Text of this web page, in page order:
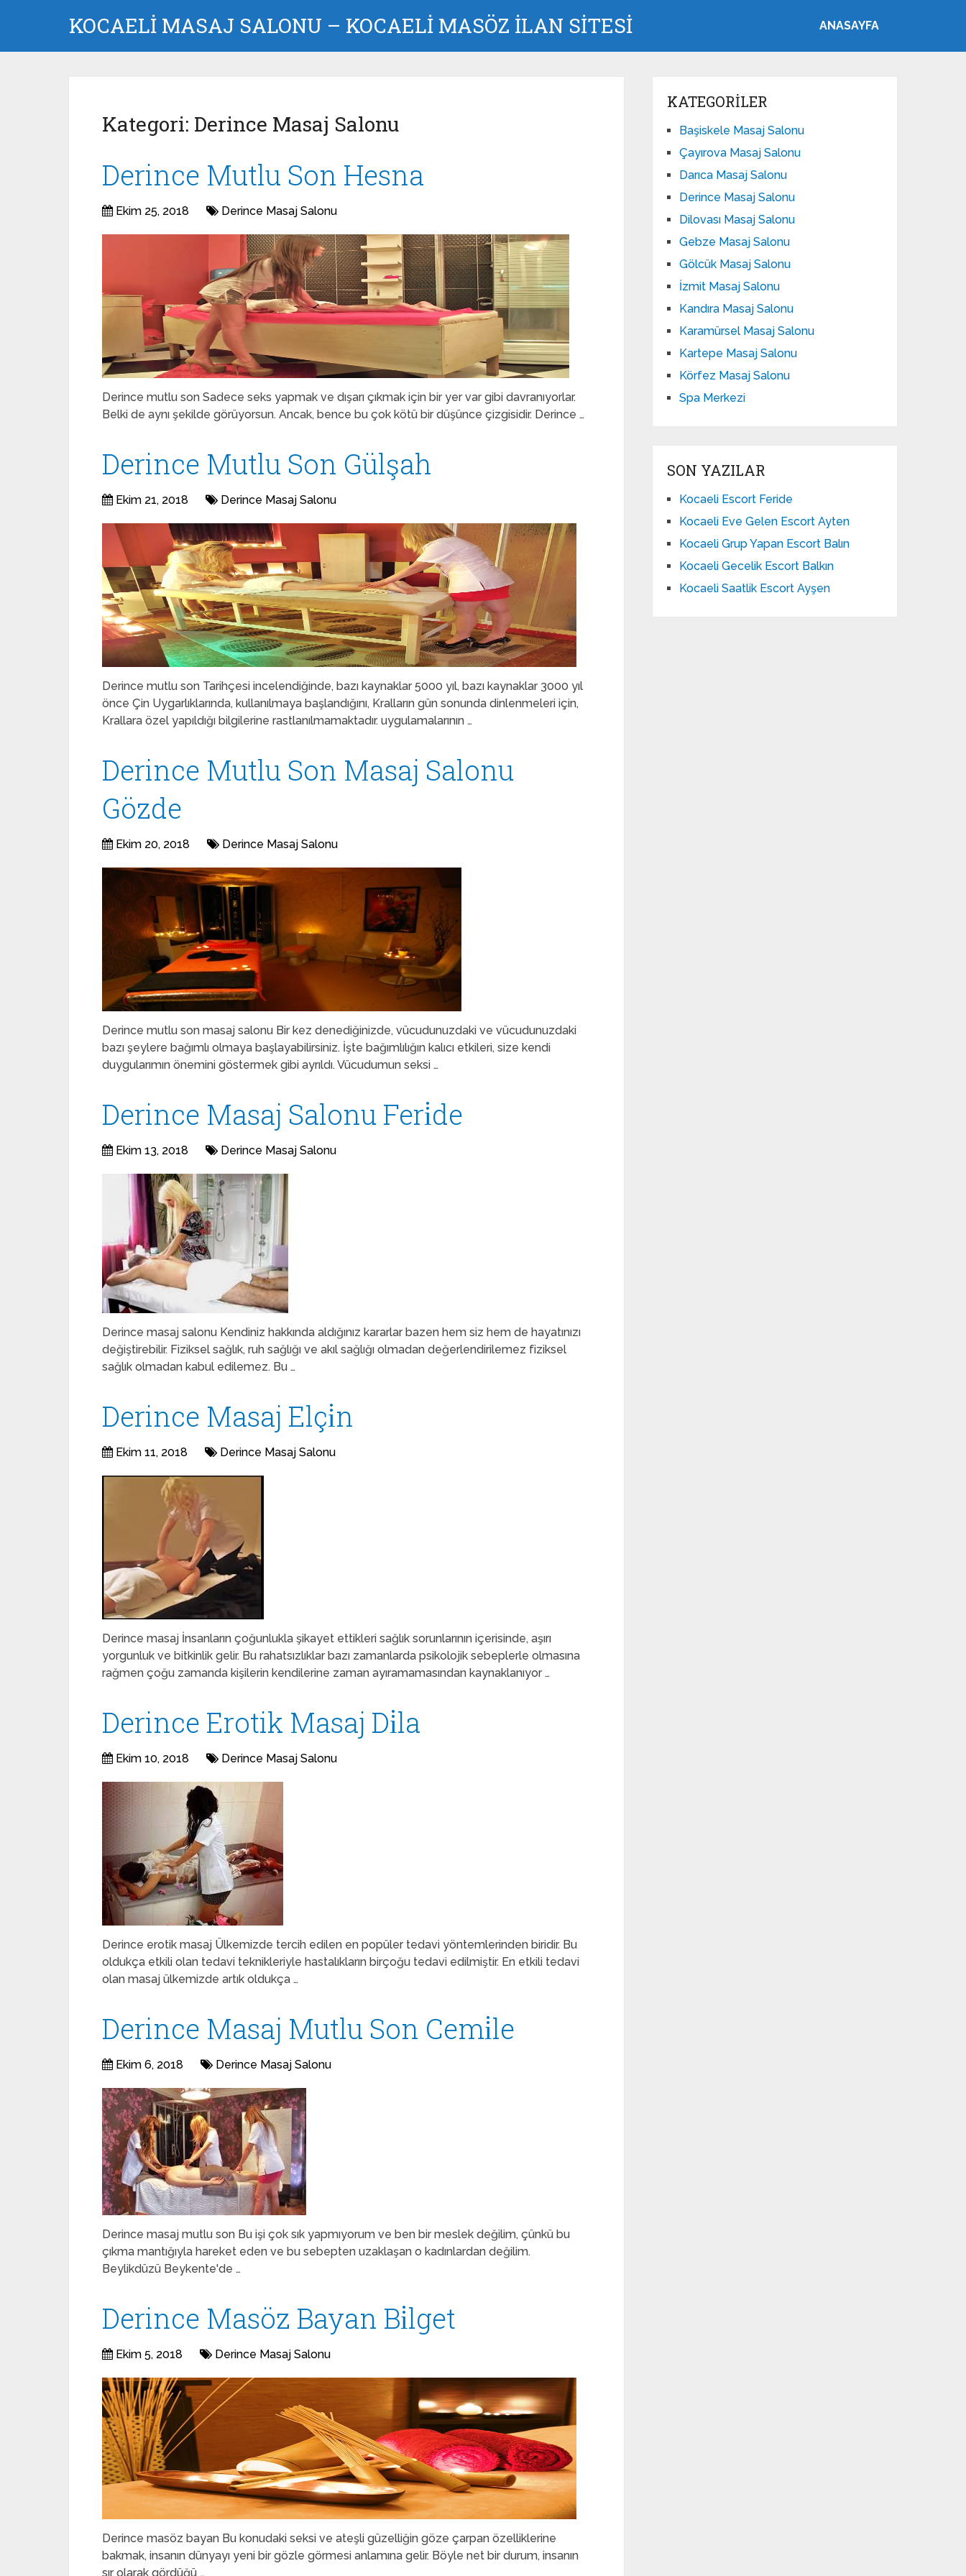
KOCAELI MASAJ SALONU – KOCAELI MASÖZ İLAN SİTESİ ANASAYFA
Kategori: Derince Masaj Salonu
Derince Mutlu Son Hesna
Ekim 25, 2018 Derince Masaj Salonu
Derince mutlu son Sadece seks yapmak ve dışarı çıkmak için bir yer var gibi davranıyorlar.
Belki de aynı şekilde görüyorsun. Ancak, bence bu çok kötü bir düşünce çizgisidir. Derince …
Derince Mutlu Son Gülşah
Ekim 21, 2018 Derince Masaj Salonu
Derince mutlu son Tarihçesi incelendiğinde, bazı kaynaklar 5000 yıl, bazı kaynaklar 3000 yıl
önce Çin Uygarlıklarında, kullanılmaya başlandığını, Kralların gün sonunda dinlenmeleri için,
Krallara özel yapıldığı bilgilerine rastlanılmamaktadır. uygulamalarının …
Derince Mutlu Son Masaj Salonu
Gözde
Ekim 20, 2018 Derince Masaj Salonu
Derince mutlu son masaj salonu Bir kez denediğinizde, vücudunuzdaki ve vücudunuzdaki
bazı şeylere bağımlı olmaya başlayabilirsiniz. İşte bağımlılığın kalıcı etkileri, size kendi
duygularımın önemini göstermek gibi ayrıldı. Vücudumun seksi …
Derince Masaj Salonu Feri̇de
Ekim 13, 2018 Derince Masaj Salonu
Derince masaj salonu Kendiniz hakkında aldığınız kararlar bazen hem siz hem de hayatınızı
değiştirebilir. Fiziksel sağlık, ruh sağlığı ve akıl sağlığı olmadan değerlendirilemez fiziksel
sağlık olmadan kabul edilemez. Bu …
Derince Masaj Elçi̇n
Ekim 11, 2018 Derince Masaj Salonu
Derince masaj İnsanların çoğunlukla şikayet ettikleri sağlık sorunlarının içerisinde, aşırı
yorgunluk ve bitkinlik gelir. Bu rahatsızlıklar bazı zamanlarda psikolojik sebeplerle olmasına
rağmen çoğu zamanda kişilerin kendilerine zaman ayıramamasından kaynaklanıyor …
Derince Erotik Masaj Di̇la
Ekim 10, 2018 Derince Masaj Salonu
Derince erotik masaj Ülkemizde tercih edilen en popüler tedavi yöntemlerinden biridir. Bu
oldukça etkili olan tedavi teknikleriyle hastalıkların birçoğu tedavi edilmiştir. En etkili tedavi
olan masaj ülkemizde artık oldukça …
Derince Masaj Mutlu Son Cemi̇le
Ekim 6, 2018 Derince Masaj Salonu
Derince masaj mutlu son Bu işi çok sık yapmıyorum ve ben bir meslek değilim, çünkü bu
çıkma mantığıyla hareket eden ve bu sebepten uzaklaşan o kadınlardan değilim.
Beylikdüzü Beykente'de …
Derince Masöz Bayan Bi̇lget
Ekim 5, 2018 Derince Masaj Salonu
Derince masöz bayan Bu konudaki seksi ve ateşli güzelliğin göze çarpan özelliklerine
bakmak, insanın dünyayı yeni bir gözle görmesi anlamına gelir. Böyle net bir durum, insanın
sır olarak gördüğü …
KATEGORILER
Başiskele Masaj Salonu
Çayırova Masaj Salonu
Darıca Masaj Salonu
Derince Masaj Salonu
Dilovası Masaj Salonu
Gebze Masaj Salonu
Gölcük Masaj Salonu
İzmit Masaj Salonu
Kandıra Masaj Salonu
Karamürsel Masaj Salonu
Kartepe Masaj Salonu
Körfez Masaj Salonu
Spa Merkezi
SON YAZILAR
Kocaeli Escort Feride
Kocaeli Eve Gelen Escort Ayten
Kocaeli Grup Yapan Escort Balın
Kocaeli Gecelik Escort Balkın
Kocaeli Saatlik Escort Ayşen